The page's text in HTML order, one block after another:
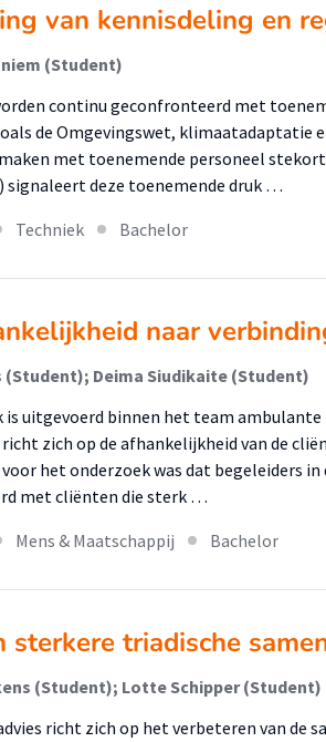
van kennisdeling en
(Student)
continu geconfronteerd met
de Omgevingswet, klimaatadaptatie
met toenemende personeel
signaleert deze toenemende druk …
Techniek Bachelor
naar
(Student); Deima Siudikaite (Student)
is uitgevoerd binnen het team
zich op de afhankelijkheid van de
het onderzoek was dat begeleiders
met cliënten die sterk …
Mens & Maatschappij Bachelor
sterkere triadische
(Student); Lotte Schipper (Student)
richt zich op het verbeteren van de